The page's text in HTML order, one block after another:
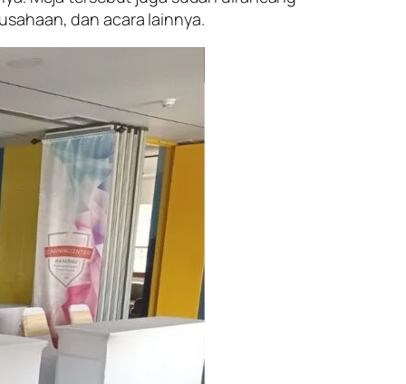
dan acara lainnya.